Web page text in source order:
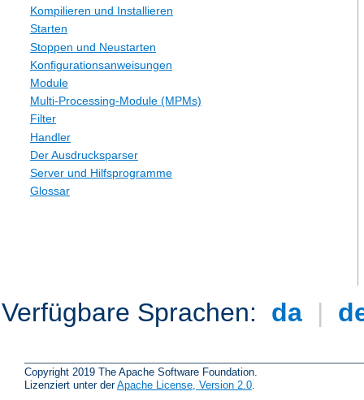
Kompilieren und Installieren
Starten
Stoppen und Neustarten
Konfigurationsanweisungen
Module
Multi-Processing-Module (MPMs)
Filter
Handler
Der Ausdrucksparser
Server und Hilfsprogramme
Glossar
Verfügbare Sprachen: da |
Copyright 2019 The Apache Software Foundation.
Lizenziert unter derApache License, Version 2.0